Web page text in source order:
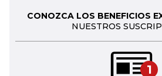
CONOZCA LOS BENEFICIOS
NUESTROS
1